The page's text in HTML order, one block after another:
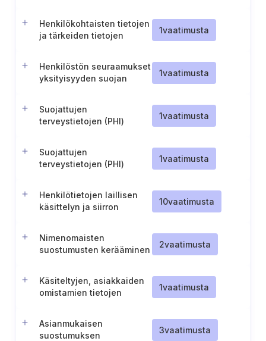
Henkilökohtaisten tietojen
ja tärkeiden tietojen
1vaatimusta
Henkilöstön seuraamukset
yksityisyyden suojan
1vaatimusta
Suojattujen
terveystietojen (PHI)
katettuun toimintoon
1vaatimusta
Suojattujen
terveystietojen (PHI)
henkilökohtaiset edustajat
1vaatimusta
Henkilötietojen laillisen
käsittelyn ja siirron
10vaatimusta
Nimenomaisten
suostumusten kerääminen
2vaatimusta
Käsiteltyjen, asiakkaiden
omistamien tietojen
pilvipalveluissa
1vaatimusta
Asianmukaisen
suostumuksen
3vaatimusta